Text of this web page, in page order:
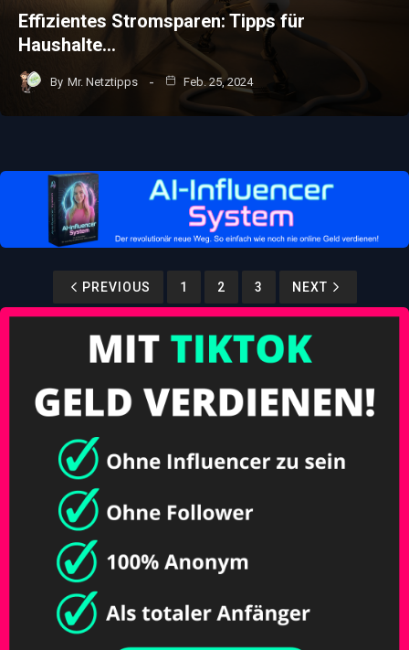
Effizientes Stromsparen: Tipps für
Haushalte…
By Mr. Netztipps Feb. 25, 2024
PREVIOUS 1 2 3 NEXT